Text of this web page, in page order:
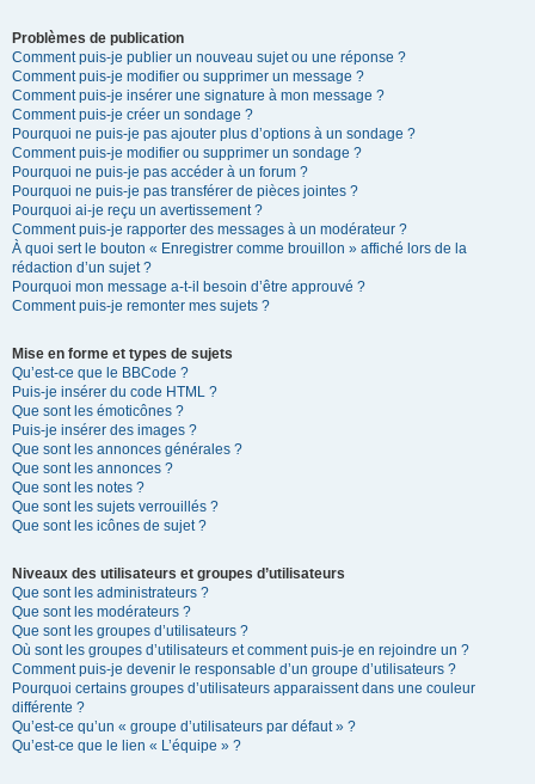
Problèmes de publication
Comment puis-je publier un nouveau sujet ou une réponse ?
Comment puis-je modifier ou supprimer un message ?
Comment puis-je insérer une signature à mon message ?
Comment puis-je créer un sondage ?
Pourquoi ne puis-je pas ajouter plus d’options à un sondage ?
Comment puis-je modifier ou supprimer un sondage ?
Pourquoi ne puis-je pas accéder à un forum ?
Pourquoi ne puis-je pas transférer de pièces jointes ?
Pourquoi ai-je reçu un avertissement ?
Comment puis-je rapporter des messages à un modérateur ?
À quoi sert le bouton « Enregistrer comme brouillon » affiché lors de la
rédaction d’un sujet ?
Pourquoi mon message a-t-il besoin d’être approuvé ?
Comment puis-je remonter mes sujets ?
Mise en forme et types de sujets
Qu’est-ce que le BBCode ?
Puis-je insérer du code HTML ?
Que sont les émoticônes ?
Puis-je insérer des images ?
Que sont les annonces générales ?
Que sont les annonces ?
Que sont les notes ?
Que sont les sujets verrouillés ?
Que sont les icônes de sujet ?
Niveaux des utilisateurs et groupes d’utilisateurs
Que sont les administrateurs ?
Que sont les modérateurs ?
Que sont les groupes d’utilisateurs ?
Où sont les groupes d’utilisateurs et comment puis-je en rejoindre un ?
Comment puis-je devenir le responsable d’un groupe d’utilisateurs ?
Pourquoi certains groupes d’utilisateurs apparaissent dans une couleur
différente ?
Qu’est-ce qu’un « groupe d’utilisateurs par défaut » ?
Qu’est-ce que le lien « L’équipe » ?